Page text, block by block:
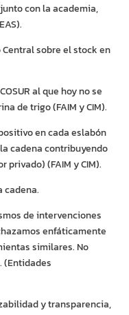
con la academia,
sobre el stock en
al que hoy no se
de trigo (FAIM y CIM).
en cada eslabón
cadena contribuyendo
privado) (FAIM y CIM).
cadena.
de intervenciones
enfáticamente
similares. No
(Entidades
y transparencia,